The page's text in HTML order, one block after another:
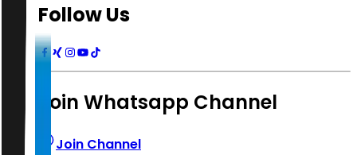
Follow Us
Join Whatsapp Channel
Join Channel